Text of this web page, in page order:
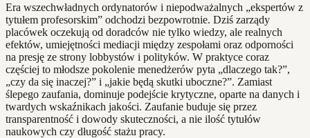
Era wszechwładnych ordynatorów i niepodważalnych „ekspertów z
tytułem profesorskim” odchodzi bezpowrotnie. Dziś zarządy
placówek oczekują od doradców nie tylko wiedzy, ale realnych
efektów, umiejętności mediacji między zespołami oraz odporności
na presję ze strony lobbystów i polityków. W praktyce coraz
częściej to młodsze pokolenie menedżerów pyta „dlaczego tak?”,
„czy da się inaczej?” i „jakie będą skutki uboczne?”. Zamiast
ślepego zaufania, dominuje podejście krytyczne, oparte na danych i
twardych wskaźnikach jakości. Zaufanie buduje się przez
transparentność i dowody skuteczności, a nie ilość tytułów
naukowych czy długość stażu pracy.